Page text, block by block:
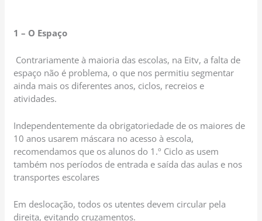
1 – O Espaço
Contrariamente à maioria das escolas, na Eitv, a falta de
espaço não é problema, o que nos permitiu segmentar
ainda mais os diferentes anos, ciclos, recreios e
atividades.
Independentemente da obrigatoriedade de os maiores de
10 anos usarem máscara no acesso à escola,
recomendamos que os alunos do 1.º Ciclo as usem
também nos períodos de entrada e saída das aulas e nos
transportes escolares
Em deslocação, todos os utentes devem circular pela
direita, evitando cruzamentos.